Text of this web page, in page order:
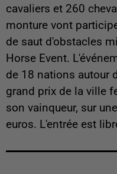
cavaliers et 260
monture vont
de saut d'obstacles
Horse Event.
de 18 nations autour
grand prix de la ville
son vainqueur, sur
euros. L'entrée est